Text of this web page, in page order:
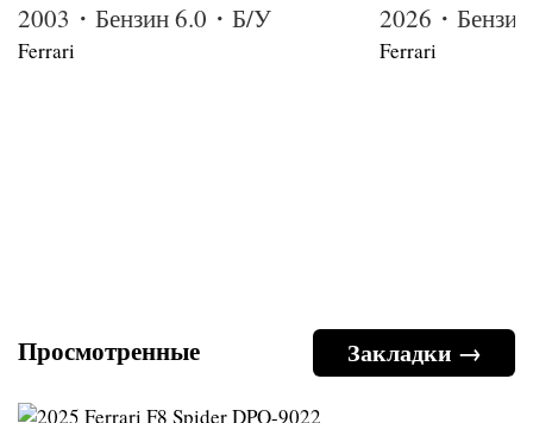
2003・Бензин 6.0・Б/У
Ferrari
2026・
Ferrari
Закладки →
Просмотренные